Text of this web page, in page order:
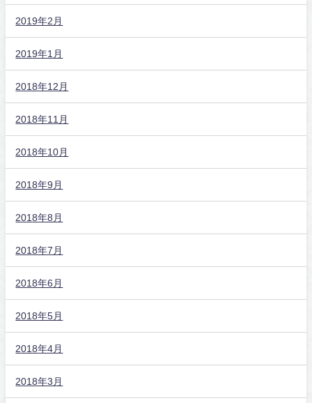
2019年2月
2019年1月
2018年12月
2018年11月
2018年10月
2018年9月
2018年8月
2018年7月
2018年6月
2018年5月
2018年4月
2018年3月